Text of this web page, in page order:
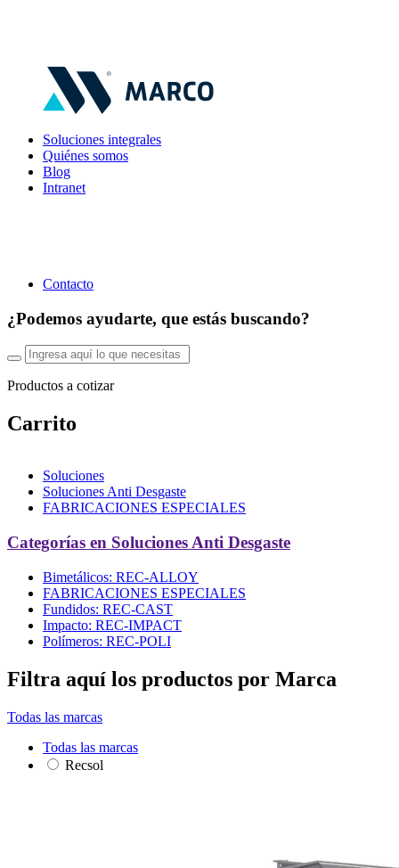
Soluciones integrales
Quiénes somos
Blog
Intranet
Contacto
¿Podemos ayudarte, que estás buscando?
Productos a cotizar
Carrito
Soluciones
Soluciones Anti Desgaste
FABRICACIONES ESPECIALES
Categorías en Soluciones Anti Desgaste
Bimetálicos: REC-ALLOY
FABRICACIONES ESPECIALES
Fundidos: REC-CAST
Impacto: REC-IMPACT
Polímeros: REC-POLI
Filtra aquí los productos por Marca
Todas las marcas
Todas las marcas
Recsol